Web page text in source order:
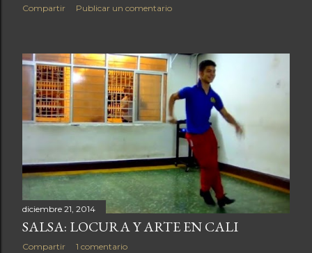
Compartir Publicar un comentario
diciembre 21, 2014
SALSA: LOCURA Y ARTE EN CALI
Compartir 1 comentario